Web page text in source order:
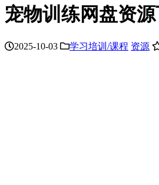
宠物训练网盘资
2025-10-03 学习培训/课程 资源